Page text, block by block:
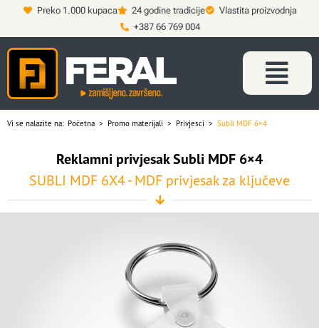
Preko 1.000 kupaca 24 godine tradicije
Vlastita proizvodnja
+387 66 769 004
Vi se nalazite na: Početna > Promo materijali > Privjesci > Subli MDF 6×4
Reklamni privjesak Subli MDF 6×4
SUBLI MDF 6X4 - MDF privjesak za ključeve